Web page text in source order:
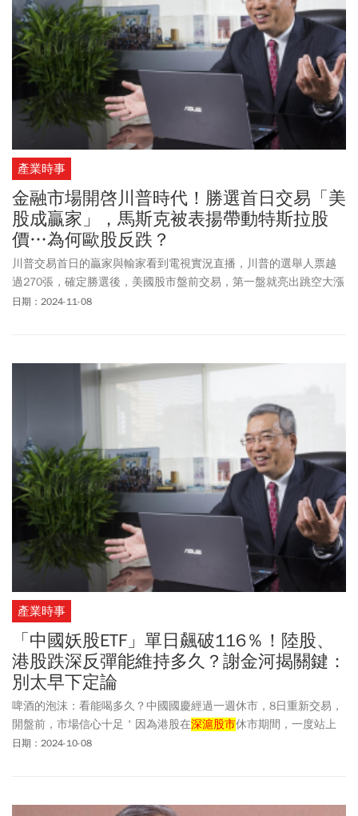
產業時事
金融市場開啓川普時代！勝選首日交易「美
股成贏家」，馬斯克被表揚帶動特斯拉股
價…為何歐股反跌？
川普交易首日的贏家與輸家看到電視實況直播，川普的選舉人票越
過270張，確定勝選後，美國股市盤前交易，第一盤就亮出跳空大漲
千點，川普媒體科技公司DJT的股價更是跳高五成，美元指數站上
日期：2024-11-08
產業時事
「中國妖股ETF」單日飆破116％！陸股、
港股跌深反彈能維持多久？謝金河揭關鍵：
別太早下定論
啤酒的泡沫：看能喝多久？中國國慶經過一週休市，8日重新交易，
開盤前，市場信心十足＇因為港股在深滬股市休市期間，一度站上
23000，拉大領先台股的差距。台股的永豐中國高科技50大，規模
日期：2024-10-08